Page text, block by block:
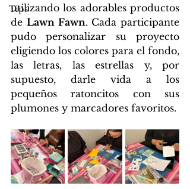
Tips
utilizando los adorables productos
de Lawn Fawn. Cada participante
pudo personalizar su proyecto
eligiendo los colores para el fondo,
las letras, las estrellas y, por
supuesto, darle vida a los
pequeños ratoncitos con sus
plumones y marcadores favoritos.